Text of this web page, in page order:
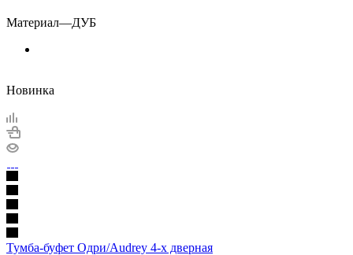
Материал—ДУБ
Новинка
Тумба-буфет Одри/Audrey 4-х дверная